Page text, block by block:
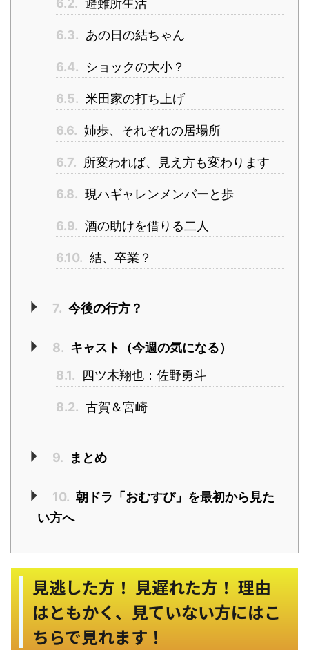
6.3. あの日の結ちゃん
6.4. ショックの大小？
6.5. 米田家の打ち上げ
6.6. 姉歩、それぞれの居場所
6.7. 所変われば、見え方も変わります
6.8. 現ハギャレンメンバーと歩
6.9. 酒の助けを借りる二人
6.10. 結、卒業？
7. 今後の行方？
8. キャスト（今週の気になる）
8.1.
四ツ木翔也：佐野勇斗
8.2. 古賀＆宮崎
9. まとめ
10. 朝ドラ「おむすび」を最初から見た
い方へ
見逃した方！ 見遅れた方！ 理由
はともかく、見ていない方にはこ
ちらで見れます！